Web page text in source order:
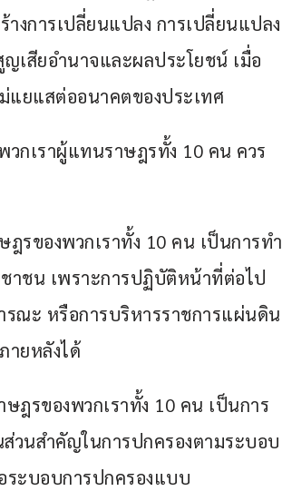
งการเปลี่ยนแปลง การเปลี่ยนแปลง
เสียอำนาจและผลประโยชน์ เมื่อ
แยแสต่ออนาคตของประเทศ
กเราผู้แทนราษฎรทั้ง 10 คน ควร
รของพวกเราทั้ง 10 คน เป็นการทำ
าชน เพราะการปฏิบัติหน้าที่ต่อไป
รณะ หรือการบริหารราชการแผ่นดิน
ายหลังได้
ฎรของพวกเราทั้ง 10 คน เป็นการ
วนสำคัญในการปกครองตามระบอบ
ะบอบการปกครองแบบ